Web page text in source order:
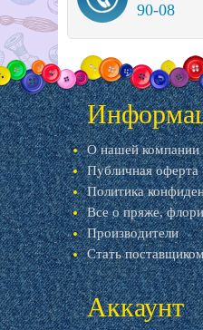
90-08
О нашей компании
Публичная оферта
Политика
Все о пряже,
Производители
Стать
Аккаунт